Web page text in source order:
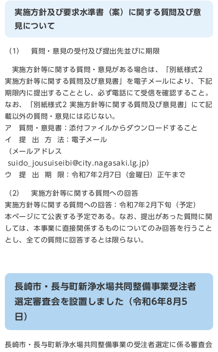
実施方針及び要求水準書（案）に関する質問及び意
見について
（1） 質問・意見の受付及び提出先並びに期限
実施方針等に関する質問・意見がある場合は、「別紙様式2
実施方針等に関する質問及び意見書」を電子メールにより、下記
期限内に提出することとし、必ず電話にて受信を確認すること。
なお、「別紙様式2 実施方針等に関する質問及び意見書」にて記
載以外の質問・意見には応じない。
ア 質問・意見書：添付ファイルからダウンロードすること
イ 提 出 方 法：電子メール
（メールアドレス
suido_jousuiseibi@city.nagasaki.lg.jp）
ウ 提 出 期 限：令和7年2月7日（金曜日）正午まで
（2） 実施方針等に関する質問への回答
実施方針等に関する質問への回答：令和7年2月下旬（予定）
本ページにて公表する予定である。なお、提出があった質問に関
しては、本事業に直接関係するものについてのみ回答を行うこと
とし、全ての質問に回答するとは限らない。
長崎市・長与町新浄水場共同整備事業受注者
選定審査会を設置しました（令和6年8月5
日）
長崎市・長与町新浄水場共同整備事業の受注者選定に係る審査会